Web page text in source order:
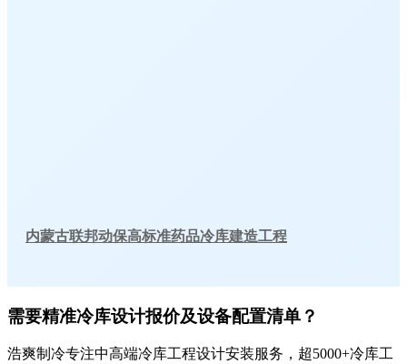
内蒙古联邦动保高标准药品冷库建造工程
需要精准冷库设计报价及设备配置清单？
浩爽制冷专注中高端冷库工程设计安装服务，超5000+冷库工